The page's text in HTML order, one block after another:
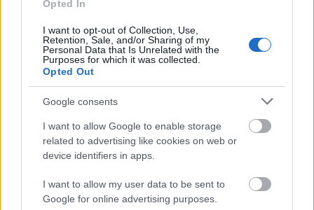
Opted In
I want to opt-out of Collection, Use,
Retention, Sale, and/or Sharing of my
Personal Data that Is Unrelated with the
Purposes for which it was collected.
Opted Out
Google consents
I want to allow Google to enable storage
related to advertising like cookies on web or
device identifiers in apps.
I want to allow my user data to be sent to
Google for online advertising purposes.
Έμφαση στη ρευστότητα και τη
χαμηλή μόχλευση
Η S&P επισημαίνει ότι, παρά το υψηλό